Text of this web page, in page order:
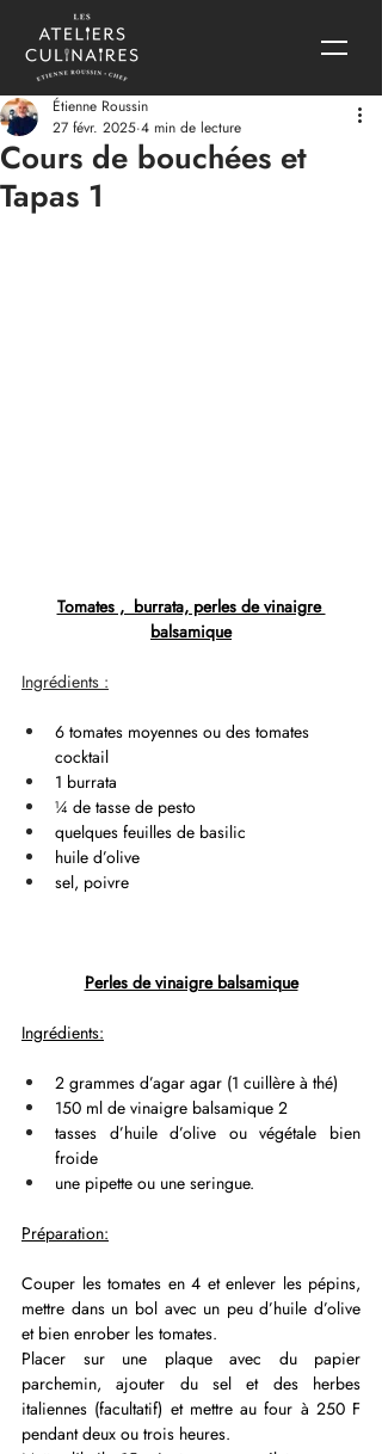
Cours de bouchées et
Tapas 1
Étienne Roussin
27 févr. 2025 4 min de lecture
Tomates ,  burrata, perles de vinaigre
balsamique
Ingrédients :
6 tomates moyennes ou des tomates
cocktail
1 burrata
¼ de tasse de pesto
quelques feuilles de basilic
huile d’olive
sel, poivre
Perles de vinaigre balsamique
Ingrédients:
2 grammes d’agar agar (1 cuillère à thé)
150 ml de vinaigre balsamique 2
tasses d’huile d’olive ou végétale bien
froide
une pipette ou une seringue.
Préparation:
Couper les tomates en 4 et enlever les pépins,
mettre dans un bol avec un peu d’huile d’olive
et bien enrober les tomates.
Placer sur une plaque avec du papier
parchemin, ajouter du sel et des herbes
italiennes (facultatif) et mettre au four à 250 F
pendant deux ou trois heures.